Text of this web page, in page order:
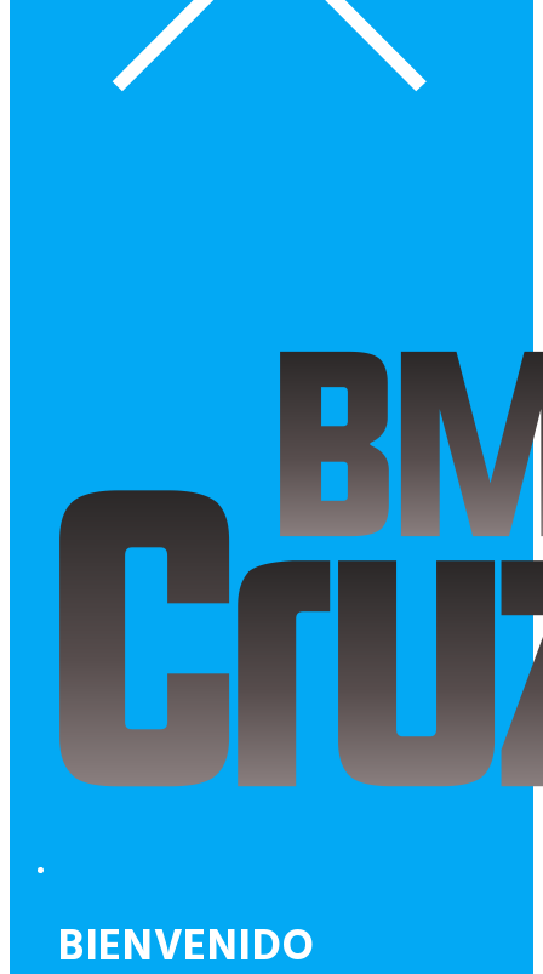
BIENVENIDO